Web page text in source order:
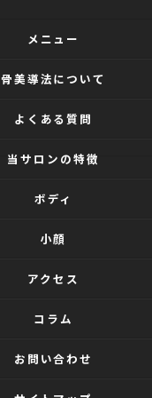
メニュー
骨美導法について
よくある質問
当サロンの特徴
ボディ
小顔
アクセス
コラム
お問い合わせ